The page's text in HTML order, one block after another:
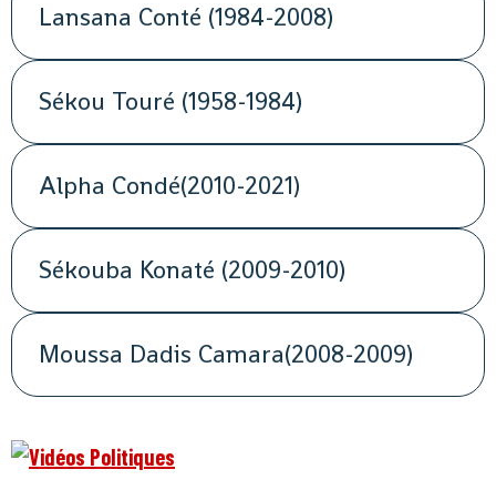
Lansana Conté (1984-2008)
Sékou Touré (1958-1984)
Alpha Condé(2010-2021)
Sékouba Konaté (2009-2010)
Moussa Dadis Camara(2008-2009)